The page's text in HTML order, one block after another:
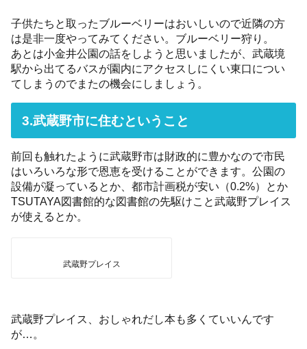
子供たちと取ったブルーベリーはおいしいので近隣の方
は是非一度やってみてください。ブルーベリー狩り。
あとは小金井公園の話をしようと思いましたが、武蔵境
駅から出てるバスが園内にアクセスしにくい東口につい
てしまうのでまたの機会にしましょう。
3.武蔵野市に住むということ
前回も触れたように武蔵野市は財政的に豊かなので市民
はいろいろな形で恩恵を受けることができます。公園の
設備が凝っているとか、都市計画税が安い（0.2%）とか
TSUTAYA図書館的な図書館の先駆けこと武蔵野プレイス
が使えるとか。
武蔵野プレイス
武蔵野プレイス、おしゃれだし本も多くていいんです
が…。